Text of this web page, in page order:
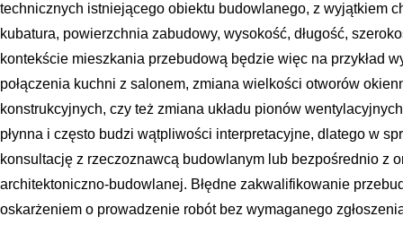
technicznych istniejącego obiektu budowlanego, z wyjątkiem
kubatura, powierzchnia zabudowy, wysokość, długość,
kontekście mieszkania przebudową będzie więc na przykład
połączenia kuchni z salonem, zmiana wielkości otworów
konstrukcyjnych, czy też zmiana układu pionów
płynna i często budzi wątpliwości interpretacyjne, dlatego w
konsultację z rzeczoznawcą budowlanym lub bezpośrednio z
architektoniczno-budowlanej. Błędne zakwalifikowanie
oskarżeniem o prowadzenie robót bez wymaganego